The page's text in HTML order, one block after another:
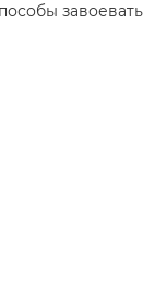
завоевать